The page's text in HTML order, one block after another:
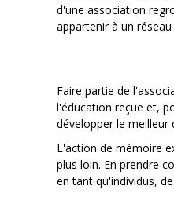
d'une association
appartenir à un
Faire partie de
l'éducation reçue et,
développer le meilleur
L'action de mémoire
plus loin. En prendre
en tant qu'individus,